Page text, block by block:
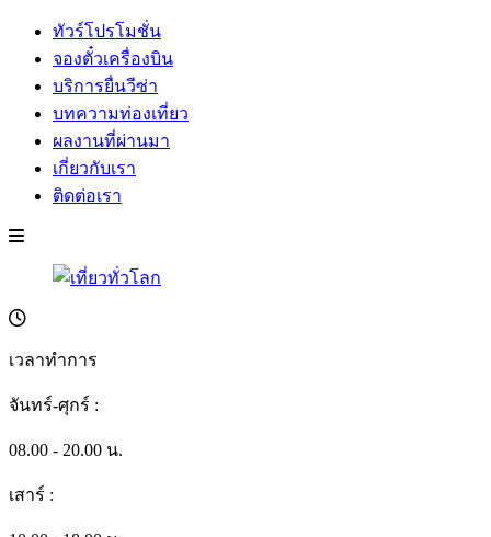
ทัวร์โปรโมชั่น
จองตั๋วเครื่องบิน
บริการยื่นวีซ่า
บทความท่องเที่ยว
ผลงานที่ผ่านมา
เกี่ยวกับเรา
ติดต่อเรา
เวลาทำการ
จันทร์-ศุกร์ :
08.00 - 20.00 น.
เสาร์ :